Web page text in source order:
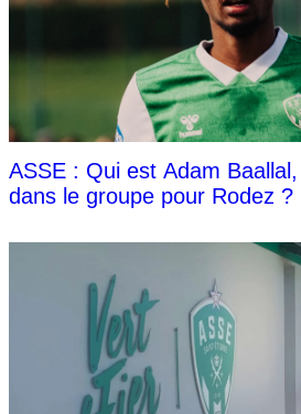
ASSE : Qui est Adam
dans le groupe pour Rodez ?